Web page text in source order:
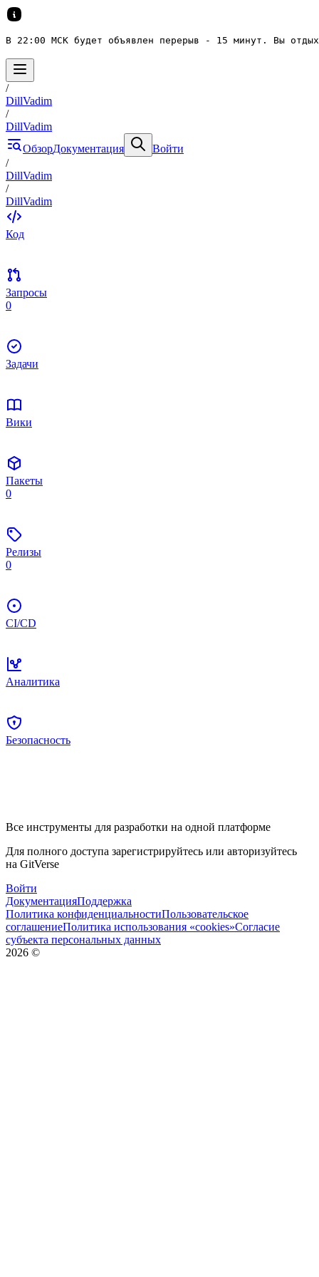
В 22:00 МСК будет объявлен перерыв - 15 минут. Вы
/
DillVadim
/
DillVadim
ОбзорДокументация
Войти
/
DillVadim
/
DillVadim
Код
Запросы
0
Задачи
Вики
Пакеты
0
Релизы
0
CI/CD
Аналитика
Безопасность
Все инструменты для разработки на одной платформе
Для полного доступа зарегистрируйтесь или авторизуйтесь
на GitVerse
Войти
ДокументацияПоддержка
Политика конфиденциальностиПользовательское
соглашениеПолитика использования «cookies»Согласие
субъекта персональных данных
2026 ©